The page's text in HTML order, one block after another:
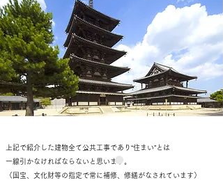
上記で紹介した建物全て公共工事であり“住まい”とは
一線引かなければならないと思います。
（国宝、文化財等の指定で常に補修、修繕がなされています）